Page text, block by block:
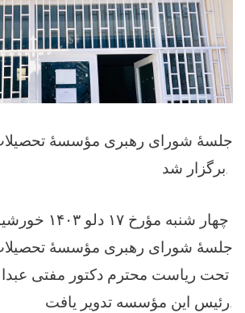
جلسهٔ‌ شورای رهبری مؤسسهٔ
تحت ریاست محترم دکتور مفتی